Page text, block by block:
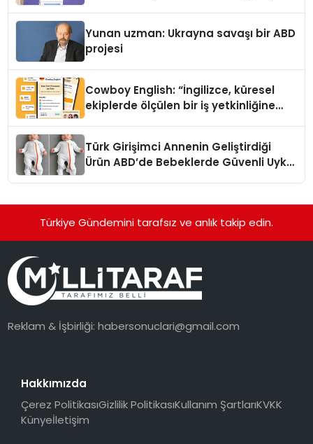
Yunan uzman: Ukrayna savaşı bir ABD
projesi
Cowboy English: “İngilizce, küresel
ekiplerde ölçülen bir iş yetkinliğine
Türk Girişimci Annenin Geliştirdiği
Ürün ABD’de Bebeklerde Güvenli Uyku
Türkiye Gündemini tarafsız ve anlık takip edin.
Reklam & İşbirliği:habersonuclari@gmail.com
Hakkımızda
Çerez PolitikasıGizlilik PolitikasıKullanım ŞartlarıKVKK
Künyeİletişim